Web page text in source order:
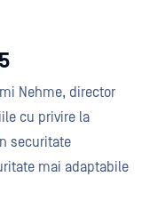
Nehme, director
cu privire la
securitate
mai adaptabile